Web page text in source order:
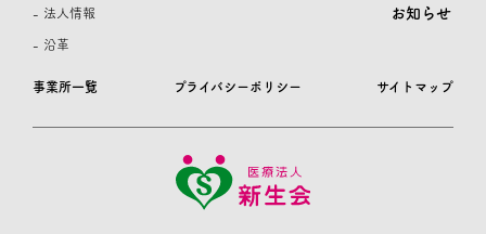
事業所一覧 プライバシーポリシー サイトマップ
- 法人情報
- 沿革
お知らせ